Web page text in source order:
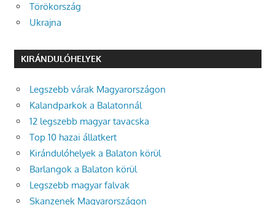
Törökország
Ukrajna
KIRÁNDULÓHELYEK
Legszebb várak Magyarországon
Kalandparkok a Balatonnál
12 legszebb magyar tavacska
Top 10 hazai állatkert
Kirándulóhelyek a Balaton körül
Barlangok a Balaton körül
Legszebb magyar falvak
Skanzenek Magyarországon